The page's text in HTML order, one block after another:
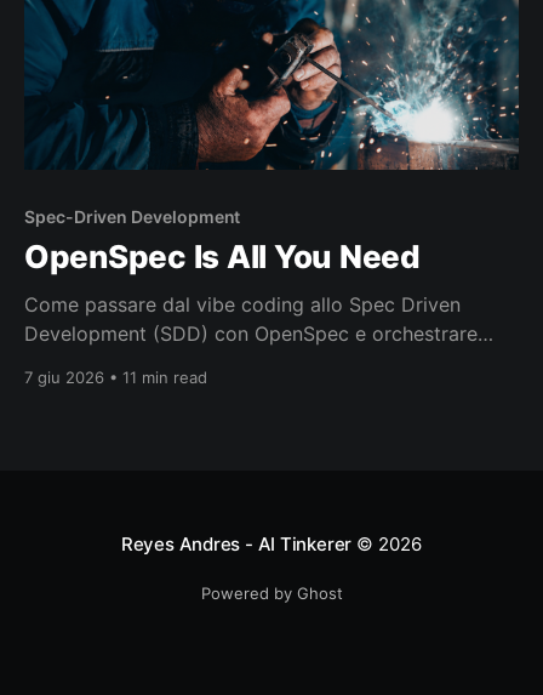
Spec-Driven Development
OpenSpec Is All You Need
Come passare dal vibe coding allo Spec Driven
Development (SDD) con OpenSpec e orchestrare
7 giu 2026 • 11 min read
Reyes Andres - AI Tinkerer © 2026
Powered by Ghost